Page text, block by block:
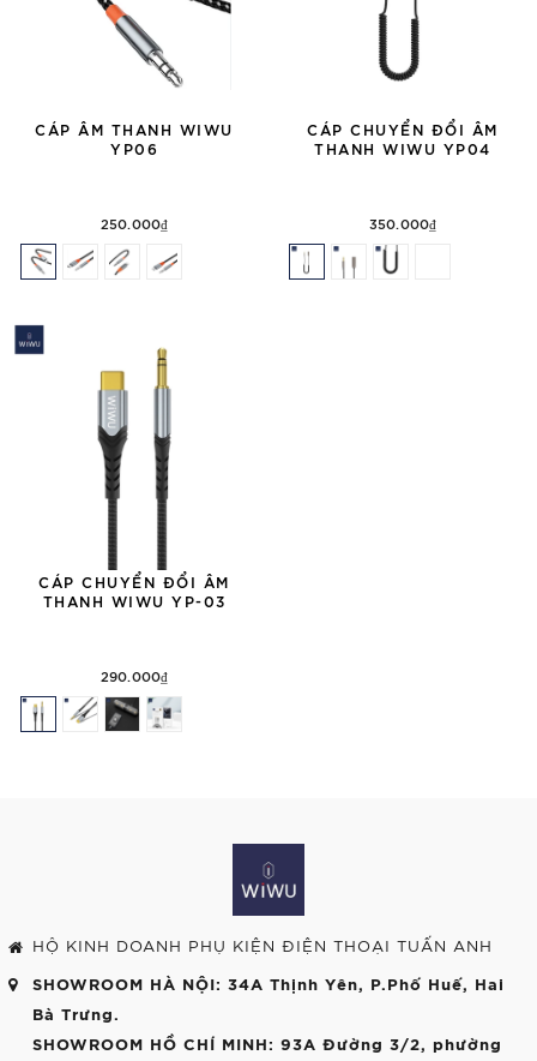
CÁP ÂM THANH WIWU
YP06
250.000₫
CÁP CHUYỂN ĐỔI ÂM
THANH WIWU YP04
350.000₫
CÁP CHUYỂN ĐỔI ÂM
THANH WIWU YP-03
290.000₫
HỘ KINH DOANH PHỤ KIỆN ĐIỆN THOẠI TUẤN ANH
SHOWROOM HÀ NỘI: 34A Thịnh Yên, P.Phố Huế, Hai
Bà Trưng.
SHOWROOM HỒ CHÍ MINH: 93A Đường 3/2, phường